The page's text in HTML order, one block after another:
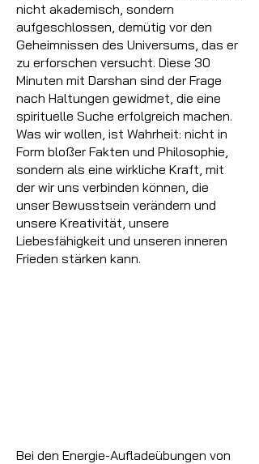
nicht akademisch, sondern
aufgeschlossen, demütig vor den
Geheimnissen des Universums, das er
zu erforschen versucht. Diese 30
Minuten mit Darshan sind der Frage
nach Haltungen gewidmet, die eine
spirituelle Suche erfolgreich machen.
Was wir wollen, ist Wahrheit: nicht in
Form bloßer Fakten und Philosophie,
sondern als eine wirkliche Kraft, mit
der wir uns verbinden können, die
unser Bewusstsein verändern und
unsere Kreativität, unsere
Liebesfähigkeit und unseren inneren
Frieden stärken kann.
Bei den Energie-Aufladeübungen von